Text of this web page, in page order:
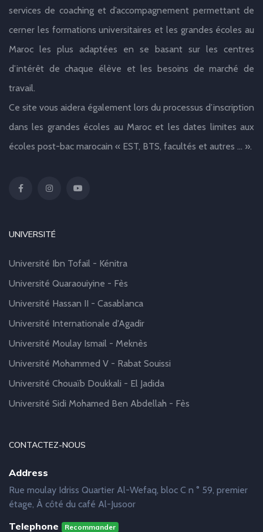
services de coaching et d’accompagnement permettant de
cerner les formations universitaires et les grandes écoles au
Maroc les plus adaptées en se basant sur les centres
d’intérêt de chaque élève et les besoins de marché de
travail.
Ce site vous aidera également lors du processus d’inscription
dans les grandes écoles au Maroc et les dates limites aux
écoles post-bac marocain « EST, BTS, facultés et autres … ».
UNIVERSITÉ
Université Ibn Tofail - Kénitra
Université Quaraouiyine - Fès
Université Hassan II - Casablanca
Université Internationale d'Agadir
Université Moulay Ismail - Meknès
Université Mohammed V - Rabat Souissi
Université Chouaïb Doukkali - El Jadida
Université Sidi Mohamed Ben Abdellah - Fès
CONTACTEZ-NOUS
Address
Rue moulay Idriss Quartier Al-Wefaq, bloc C n ° 59, premier
étage, À côté du café Al-Jusoor
Telephone Recommander